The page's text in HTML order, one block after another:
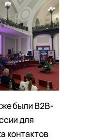
были B2B-
для
контактов